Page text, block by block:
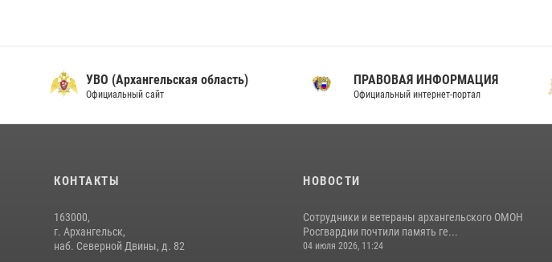
УВО (Архангельская область)
Официальный сайт
ПРАВОВАЯ ИНФОРМАЦИЯ
Официальный интернет-портал
КОНТАКТЫ
163000,
г. Архангельск,
наб. Северной Двины, д. 82
НОВОСТИ
Сотрудники и ветераны архангельского ОМОН
Росгвардии почтили память ге...
04 июля 2026, 11:24